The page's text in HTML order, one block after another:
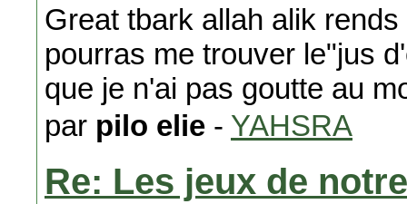
Great tbark allah alik
pourras me trouver le"jus
que je n'ai pas goutte au
par pilo elie - YAHSRA
Re: Les jeux de